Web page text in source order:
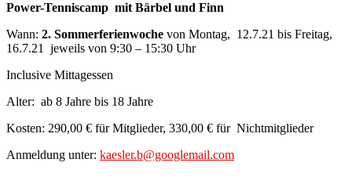
Power-Tenniscamp mit Bärbel und Finn
Wann: 2. Sommerferienwoche von Montag, 12.7.21 bis Freitag,
16.7.21 jeweils von 9:30 – 15:30 Uhr
Inclusive Mittagessen
Alter: ab 8 Jahre bis 18 Jahre
Kosten: 290,00 € für Mitglieder, 330,00 € für Nichtmitglieder
Anmeldung unter: kaesler.b@googlemail.com